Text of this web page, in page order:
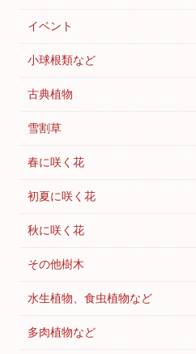
イベント
小球根類など
古典植物
雪割草
春に咲く花
初夏に咲く花
秋に咲く花
その他樹木
水生植物、食虫植物など
多肉植物など